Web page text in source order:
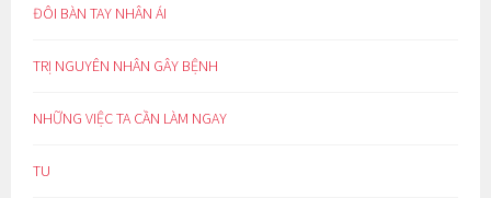
ĐÔI BÀN TAY NHÂN ÁI
TRỊ NGUYÊN NHÂN GÂY BỆNH
NHỮNG VIỆC TA CẦN LÀM NGAY
TU